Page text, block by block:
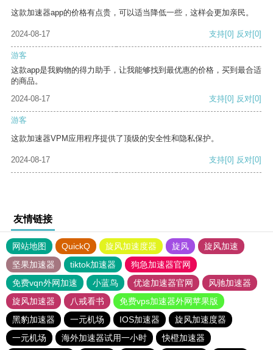
这款加速器app的价格有点贵，可以适当降低一些，这样会更加亲民。
2024-08-17 支持[0] 反对[0]
游客
这款app是我购物的得力助手，让我能够找到最优惠的价格，买到最合适
的商品。
2024-08-17
支持[0] 反对[0]
游客
这款加速器VPM应用程序提供了顶级的安全性和隐私保护。
2024-08-17 支持[0] 反对[0]
友情链接
网站地图 QuickQ 旋风加速度器 旋风
旋风加速
坚果加速器
tiktok加速器
狗急加速器官网
免费vqn外网加速
小蓝鸟 优途加速器官网
风驰加速器
旋风加速器
八戒看书
免费vps加速器外网苹果版
黑豹加速器
一元机场 IOS加速器
旋风加速度器
一元机场
海外加速器试用一小时 快橙加速器